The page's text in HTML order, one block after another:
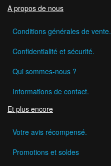
A propos de nous
Conditions générales de vente.
Confidentialité et sécurité.
Qui sommes-nous ?
Informations de contact.
Et plus encore
Votre avis récompensé.
Promotions et soldes